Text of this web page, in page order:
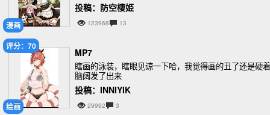
漫画
投稿：防空棲姫
123968 13
绘画
评分：70
MP7
瞎画的泳装，瞎眼见谅一下哈，我觉得画的丑了还是硬着
脑阔发了出来
投稿：INNIYIK
29992 3